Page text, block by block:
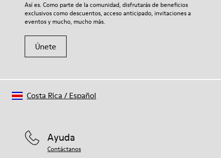
Así es. Como parte de la comunidad, disfrutarás de beneficios
exclusivos como descuentos, acceso anticipado, invitaciones a
eventos y mucho, mucho más.
Únete
Ayuda
Contáctanos
Costa Rica / Español